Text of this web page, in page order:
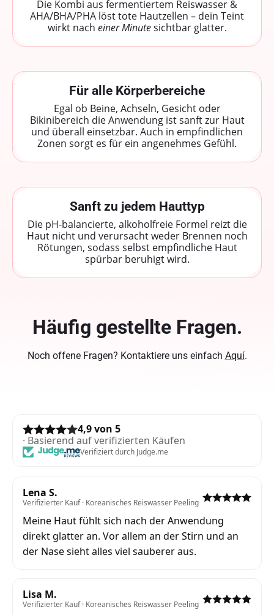
Die Kombi aus fermentiertem Reiswasser &
AHA/BHA/PHA löst tote Hautzellen – dein Teint
wirkt nach einer Minutesichtbar glatter.
Für alle Körperbereiche
Egal ob Beine, Achseln, Gesicht oder
Bikinibereich die Anwendung ist sanft zur Haut
und überall einsetzbar. Auch in empfindlichen
Zonen sorgt es für ein angenehmes Gefühl.
Sanft zu jedem Hauttyp
Die pH-balancierte, alkoholfreie Formel reizt die
Haut nicht und verursacht weder Brennen noch
Rötungen, sodass selbst empfindliche Haut
spürbar beruhigt wird.
Häufig gestellte Fragen.
Noch offene Fragen? Kontaktiere uns einfach Aquí.
4,9 von 5
· Basierend auf verifizierten Käufen
Verifiziert durch Judge.me
Lena S.
Verifizierter Kauf · Koreanisches Reiswasser Peeling
Meine Haut fühlt sich nach der Anwendung
direkt glatter an. Vor allem an der Stirn und an
der Nase sieht alles viel sauberer aus.
Lisa M.
Verifizierter Kauf · Koreanisches Reiswasser Peeling